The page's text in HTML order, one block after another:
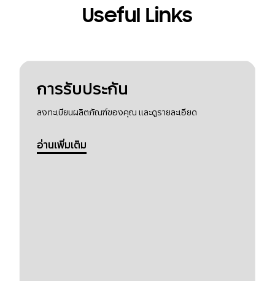
Useful Links
การรับประกัน
ลงทะเบียนผลิตภัณฑ์ของคุณ และดูรายละเอียด
อ่านเพิ่มเติม